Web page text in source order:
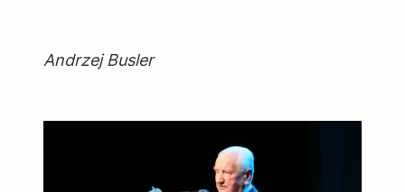
Andrzej Busler